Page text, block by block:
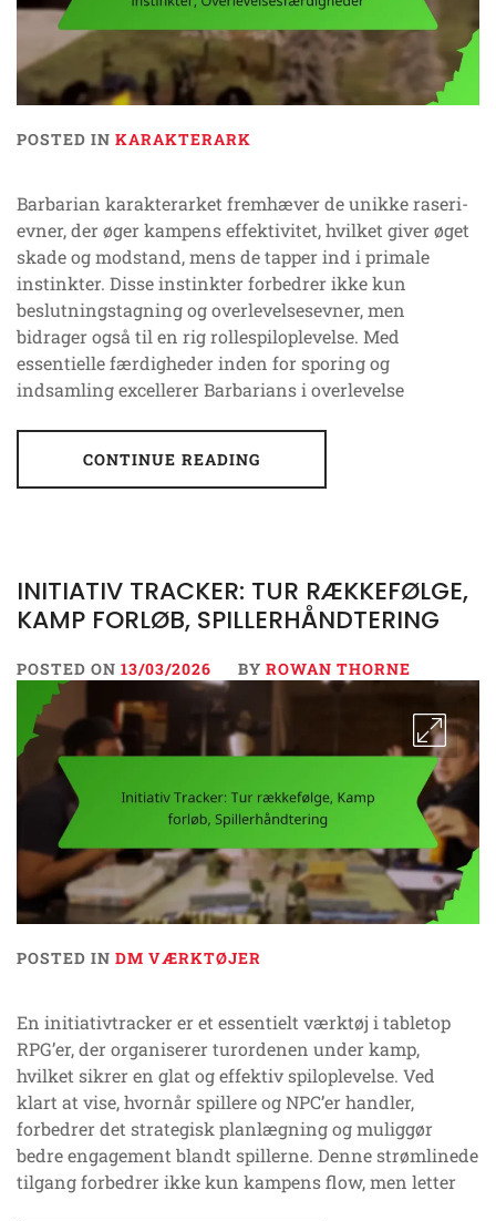
POSTED IN KARAKTERARK
Barbarian karakterarket fremhæver de unikke raseri-
evner, der øger kampens effektivitet, hvilket giver øget
skade og modstand, mens de tapper ind i primale
instinkter. Disse instinkter forbedrer ikke kun
beslutningstagning og overlevelsesevner, men
bidrager også til en rig rollespiloplevelse. Med
essentielle færdigheder inden for sporing og
indsamling excellerer Barbarians i overlevelse
CONTINUE READING
INITIATIV TRACKER: TUR RÆKKEFØLGE,
KAMP FORLØB, SPILLERHÅNDTERING
POSTED ON 13/03/2026 BY ROWAN THORNE
POSTED IN DM VÆRKTØJER
En initiativtracker er et essentielt værktøj i tabletop
RPG’er, der organiserer turordenen under kamp,
hvilket sikrer en glat og effektiv spiloplevelse. Ved
klart at vise, hvornår spillere og NPC’er handler,
forbedrer det strategisk planlægning og muliggør
bedre engagement blandt spillerne. Denne strømlinede
tilgang forbedrer ikke kun kampens flow, men letter